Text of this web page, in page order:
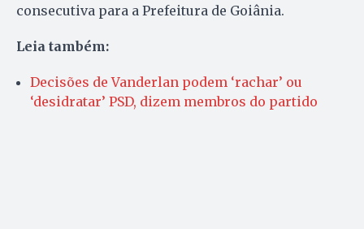
consecutiva para a Prefeitura de Goiânia.
Leia também:
Decisões de Vanderlan podem ‘rachar’ ou
‘desidratar’ PSD, dizem membros do partido